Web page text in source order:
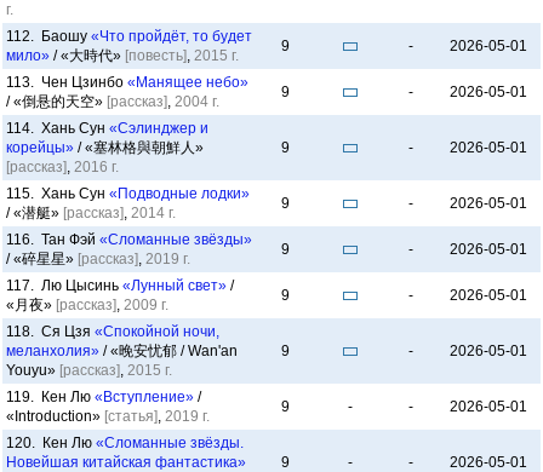
г.
112. Баошу «Что пройдёт, то будет
мило» / «大時代» [повесть], 2015 г.
9 - 2026-05-01
113. Чен Цзинбо «Манящее небо»
/ «倒悬的天空» [рассказ], 2004 г.
9 - 2026-05-01
114. Хань Сун «Сэлинджер и
корейцы» / «塞林格與朝鮮人»
[рассказ], 2016 г.
9 - 2026-05-01
115. Хань Сун «Подводные лодки»
/ «潜艇» [рассказ], 2014 г.
9 - 2026-05-01
116. Тан Фэй «Сломанные звёзды»
/ «碎星星» [рассказ], 2019 г.
9 - 2026-05-01
117. Лю Цысинь «Лунный свет» /
«月夜» [рассказ], 2009 г.
9 - 2026-05-01
118. Ся Цзя «Спокойной ночи,
меланхолия» / «晚安忧郁 / Wan'an
Youyu» [рассказ], 2015 г.
9 - 2026-05-01
119. Кен Лю «Вступление» /
«Introduction» [статья], 2019 г.
9 - - 2026-05-01
120. Кен Лю «Сломанные звёзды.
Новейшая китайская фантастика»
9 - - 2026-05-01